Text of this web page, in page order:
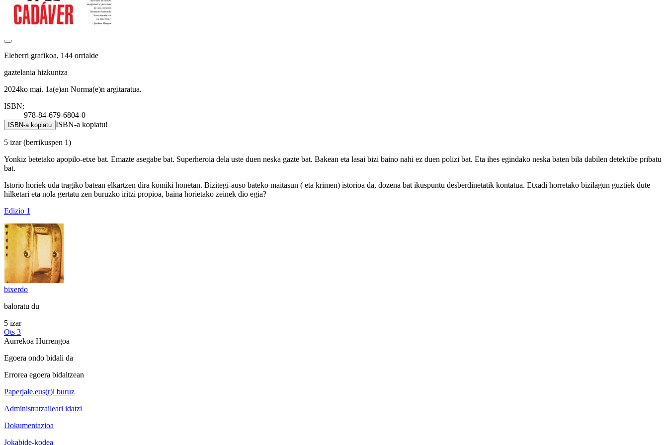
Eleberri grafikoa, 144 orrialde
gaztelania hizkuntza
2024ko mai. 1a(e)an Norma(e)n argitaratua.
ISBN:
978-84-679-6804-0
ISBN-a kopiatu ISBN-a kopiatu!
5 izar(berrikuspen 1)
Yonkiz betetako apopilo-etxe bat. Emazte asegabe bat. Superheroia dela uste duen neska gazte bat. Bakean eta lasai bizi baino nahi ez duen polizi bat. Eta ihes egindako neska baten bila dabilen detektibe pribatu
bat.
Istorio horiek uda tragiko batean elkartzen dira komiki honetan. Bizitegi-auso bateko maitasun ( eta krimen) istorioa da, dozena bat ikuspuntu desberdinetatik kontatua. Etxadi horretako bizilagun guztiek dute
hilketari eta nola gertatu zen buruzko iritzi propioa, baina horietako zeinek dio egia?
Edizio 1
bixerdo
baloratu du
5 izar
Ots 3
Aurrekoa Hurrengoa
Egoera ondo bidali da
Errorea egoera bidaltzean
Paperjale.eus(r)i buruz
Administratzaileari idatzi
Dokumentazioa
Jokabide-kodea